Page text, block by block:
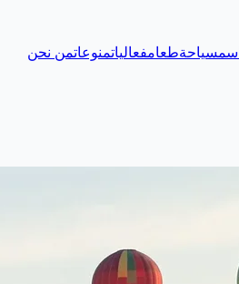
سياحةطعامفعالياتمنوعاتمن نحن